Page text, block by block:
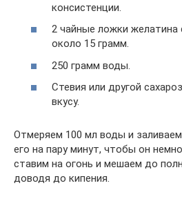
консистенции.
2 чайные ложки желатина
около 15 грамм.
250 грамм воды.
Стевия или другой
вкусу.
Отмеряем 100 мл воды и
его на пару минут, чтобы он
ставим на огонь и мешаем до
доводя до кипения.